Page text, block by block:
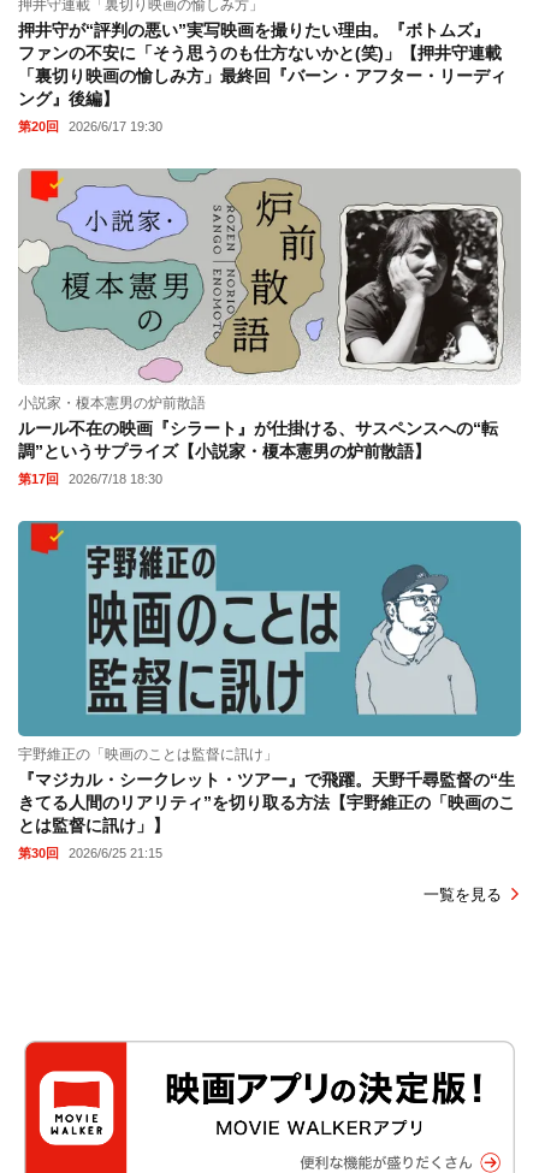
押井守連載「裏切り映画の愉しみ方」
押井守が“評判の悪い”実写映画を撮りたい理由。『ボトムズ』
ファンの不安に「そう思うのも仕方ないかと(笑)」【押井守連載
「裏切り映画の愉しみ方」最終回『バーン・アフター・リーディ
ング』後編】
第20回 2026/6/17 19:30
小説家・榎本憲男の炉前散語
ルール不在の映画『シラート』が仕掛ける、サスペンスへの“転
調”というサプライズ【小説家・榎本憲男の炉前散語】
第17回 2026/7/18 18:30
宇野維正の「映画のことは監督に訊け」
『マジカル・シークレット・ツアー』で飛躍。天野千尋監督の“生
きてる人間のリアリティ”を切り取る方法【宇野維正の「映画のこ
とは監督に訊け」】
第30回 2026/6/25 21:15
一覧を見る